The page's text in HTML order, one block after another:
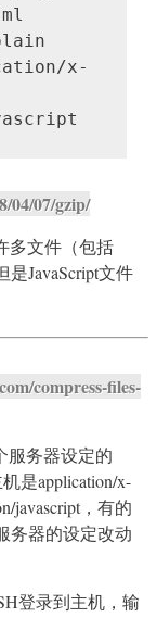
x-
04/07/gzip/
多文件（包括
JavaScript文件
compress-files-
服务器设定的
是application/x-
javascript，有的
务器的设定改动
登录到主机，输